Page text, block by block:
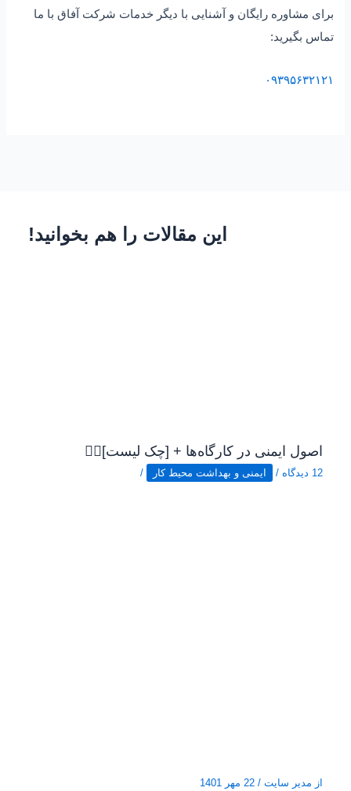
برای مشاوره رایگان و آشنایی با دیگر خدمات شرکت آفاق با ما
تماس بگیرید:
۰۹۳۹۵۶۳۲۱۲۱
این مقالات را هم بخوانید!
اصول ایمنی در کارگاه‌ها + [چک لیست]👷‍♂️
12 دیدگاه / ایمنی و بهداشت محیط کار /
از مدیر سایت/22 مهر 1401